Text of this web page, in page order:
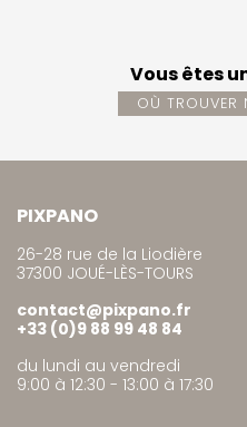
Vous êtes
OÙ TROUVER
PIXPANO
26-28 rue de la Liodière
37300 JOUÉ-LÈS-TOURS
contact@pixpano.fr
+33 (0)9 88 99 48 84
du lundi au vendredi
9:00 à 12:30 - 13:00 à 17:30